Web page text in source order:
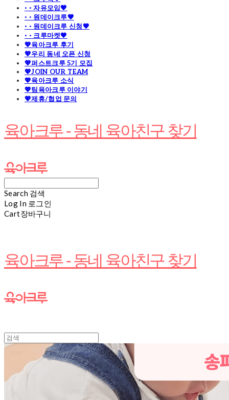
· · 자유모임🧡
· · 원데이크루🧡
· · 원데이크루 신청🧡
· · 크루마켓🧡
💖육아크루 후기
💖우리 동네 오픈 신청
💖퍼스트크루 5기 모집
💖JOIN OUR TEAM
💖육아크루 소식
💖팀육아크루 이야기
💖제휴/협업 문의
육아크루 - 동네 육아친구 찾기
Search 검색
Log In 로그인
Cart장바구니
육아크루 - 동네 육아친구 찾기